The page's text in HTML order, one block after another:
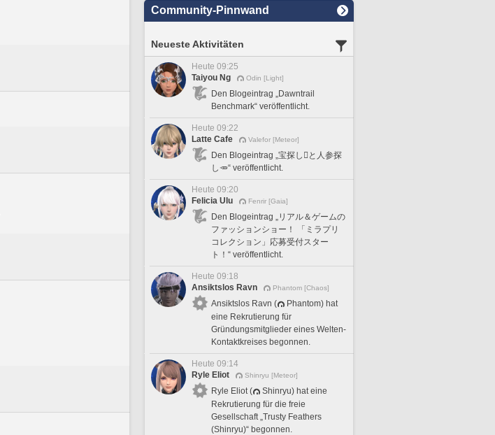
Community-Pinnwand
Neueste Aktivitäten
Heute 09:25
Taiyou Ng
Odin [Light]
Den Blogeintrag „Dawntrail
Benchmark“ veröffentlicht.
Heute 09:22
Latte Cafe
Valefor [Meteor]
Den Blogeintrag „宝探し🪎と人参探
し🥕“ veröffentlicht.
Heute 09:20
Felicia Ulu
Fenrir [Gaia]
Den Blogeintrag „リアル＆ゲームの
ファッションショー！ 「ミラプリ
コレクション」応募受付スター
ト！“ veröffentlicht.
Heute 09:18
Ansiktslos Ravn
Phantom [Chaos]
Ansiktslos Ravn (
Phantom) hat
eine Rekrutierung für
Gründungsmitglieder eines Welten-
Kontaktkreises begonnen.
Heute 09:14
Ryle Eliot
Shinryu [Meteor]
Ryle Eliot (
Shinryu) hat eine
Rekrutierung für die freie
Gesellschaft „Trusty Feathers
(Shinryu)“ begonnen.